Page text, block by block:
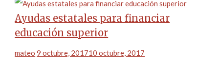
Ayudas estatales para financiar
educación superior
mateo 9 octubre, 201710 octubre, 2017